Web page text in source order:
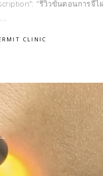
"รีวิวขั้นตอนการ
CLINIC